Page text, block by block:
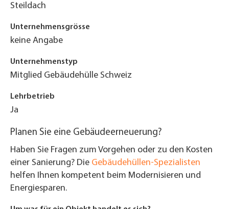
Steildach
Unternehmensgrösse
keine Angabe
Unternehmenstyp
Mitglied Gebäudehülle Schweiz
Lehrbetrieb
Ja
Planen Sie eine Gebäudeerneuerung?
Haben Sie Fragen zum Vorgehen oder zu den Kosten
einer Sanierung? Die Gebäudehüllen-Spezialisten
helfen Ihnen kompetent beim Modernisieren und
Energiesparen.